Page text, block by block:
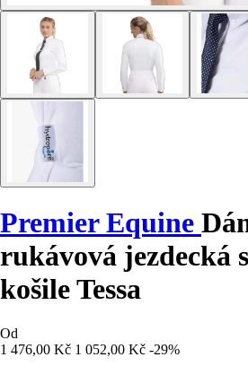
Premier Equine
rukávová jezdecká
košile Tessa
Od
1 476,00 Kč 1 052,00 Kč -29%